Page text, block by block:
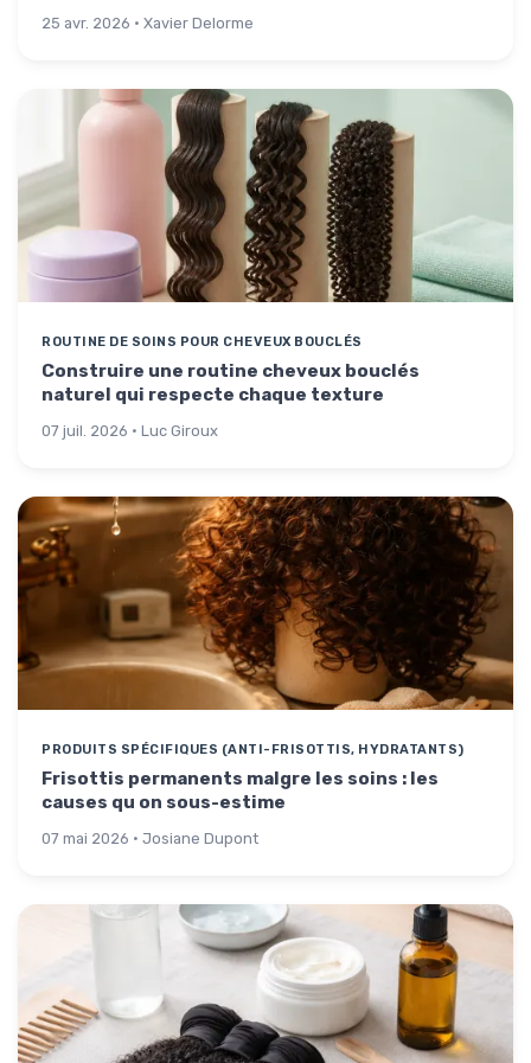
25 avr. 2026 · Xavier Delorme
ROUTINE DE SOINS POUR CHEVEUX BOUCLÉS
Construire une routine cheveux bouclés
naturel qui respecte chaque texture
07 juil. 2026 · Luc Giroux
PRODUITS SPÉCIFIQUES (ANTI-FRISOTTIS, HYDRATANTS)
Frisottis permanents malgre les soins : les
causes qu on sous-estime
07 mai 2026 · Josiane Dupont